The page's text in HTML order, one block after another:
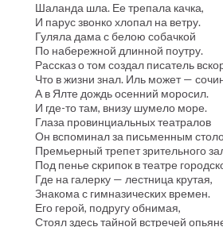
Шаланда шла. Ее трепала качка,
И парус звонко хлопал на ветру.
Гуляла дама с белою собачкой
По набережной длинной поутру.
Рассказ о том создал писатель
Что в жизни знал. Иль может —
А в Ялте дождь осенний моросил.
И где-то там, внизу шумело море.
Глаза провинциальных театралов
Он вспоминал за письменным
Премьерный трепет зрительного
Под пенье скрипок в театре
Где на галерку — лестница крутая,
Знакома с гимназических времен.
Его герой, подругу обнимая,
Стоял здесь тайной встречей